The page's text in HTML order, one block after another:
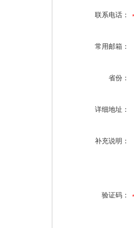
联系电话：
常用邮箱：
省份：
详细地址：
补充说明：
验证码：